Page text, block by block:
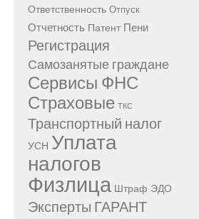
Ответственность Отпуск
Отчетность Патент Пени
Регистрация
Самозанятые граждане
Сервисы ФНС
Страховые ТКС
Транспортный налог
УСН Уплата
налогов
Физлица Штраф ЭДО
Эксперты ГАРАНТ